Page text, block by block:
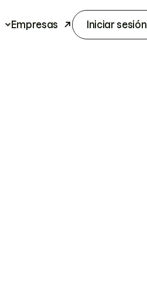
Empresas Iniciar sesión